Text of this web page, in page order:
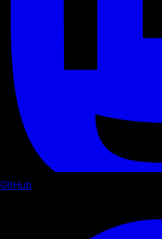
GitHub